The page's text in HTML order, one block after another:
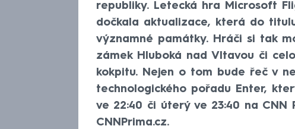
republiky. Letecká hra Microsoft
dočkala aktualizace, která do
významné památky. Hráči si tak
zámek Hluboká nad Vltavou či
kokpitu. Nejen o tom bude řeč v
technologického pořadu Enter,
ve 22:40 či úterý ve 23:40 na CNN
CNNPrima.cz.